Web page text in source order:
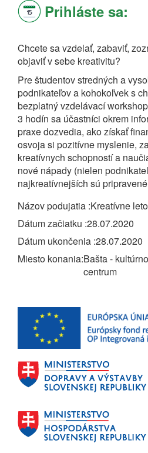
Prihláste sa:
Chcete sa vzdelať, zabaviť,
objaviť v sebe kreativitu?
Pre študentov stredných a
podnikateľov a kohokoľvek s
bezplatný vzdelávací
3 hodín sa účastníci okrem
praxe dozvedia, ako získať
osvoja si pozitívne myslenie,
kreatívnych schopností a
nové nápady (nielen
najkreatívnejších sú
Názov podujatia Kreatívne
Dátum začiatku 28.07.2020
Dátum ukončenia 28.07.2020
Miesto konania Bašta -
centrum